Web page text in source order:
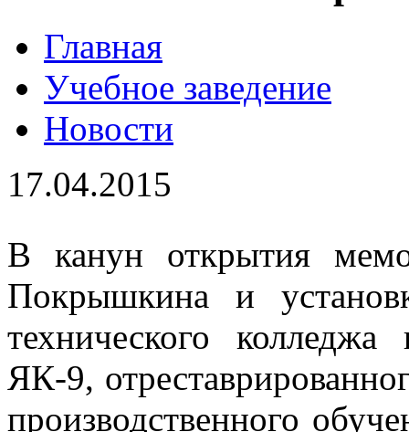
Главная
Учебное заведение
Новости
17.04.2015
В канун открытия
Покрышкина и
технического
ЯК-9,
производственного